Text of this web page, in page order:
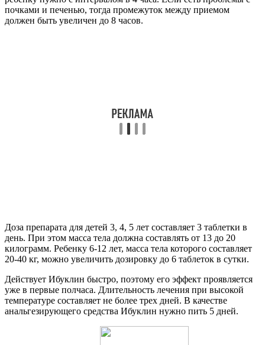
почками и печенью, тогда промежуток между приемом
должен быть увеличен до 8 часов.
Доза препарата для детей 3, 4, 5 лет составляет 3 таблетки в
день. При этом масса тела должна составлять от 13 до 20
килограмм. Ребенку 6-12 лет, масса тела которого составляет
20-40 кг, можно увеличить дозировку до 6 таблеток в сутки.
Действует Ибуклин быстро, поэтому его эффект проявляется
уже в первые полчаса. Длительность лечения при высокой
температуре составляет не более трех дней. В качестве
анальгезирующего средства Ибуклин нужно пить 5 дней.